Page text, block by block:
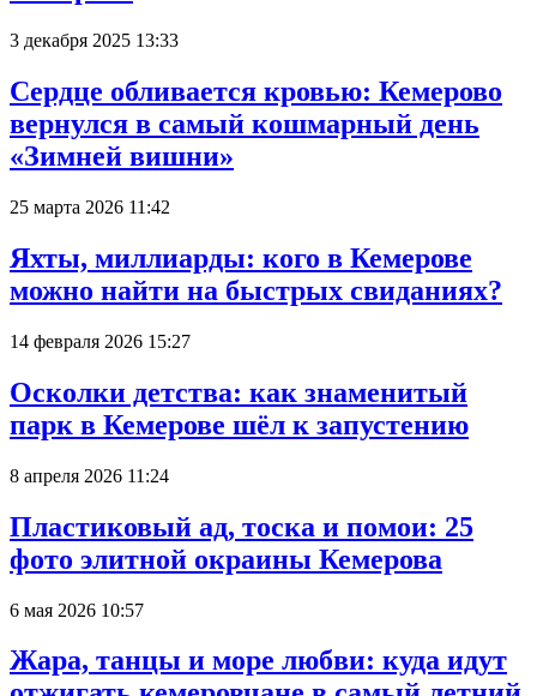
3 декабря 2025 13:33
Сердце обливается кровью: Кемерово
вернулся в самый кошмарный день
«Зимней вишни»
25 марта 2026 11:42
Яхты, миллиарды: кого в Кемерове
можно найти на быстрых свиданиях?
14 февраля 2026 15:27
Осколки детства: как знаменитый
парк в Кемерове шёл к запустению
8 апреля 2026 11:24
Пластиковый ад, тоска и помои: 25
фото элитной окраины Кемерова
6 мая 2026 10:57
Жара, танцы и море любви: куда идут